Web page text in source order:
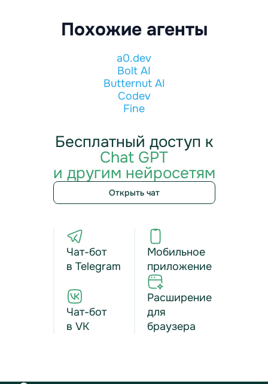
Похожие агенты
a0.dev
Bolt AI
Butternut AI
Codev
Fine
Бесплатный доступ к
Chat GPT
и другим нейросетям
Открыть чат
Чат-бот
в Telegram
Чат-бот
в VK
Мобильное
приложение
Расширение
для
браузера